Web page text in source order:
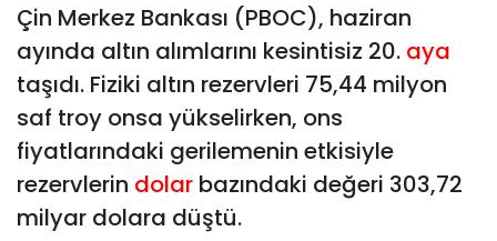
Çin Merkez Bankası (PBOC), haziran
ayında altın alımlarını kesintisiz 20. aya
taşıdı. Fiziki altın rezervleri 75,44 milyon
saf troy onsa yükselirken, ons
fiyatlarındaki gerilemenin etkisiyle
rezervlerin dolar bazındaki değeri 303,72
milyar dolara düştü.